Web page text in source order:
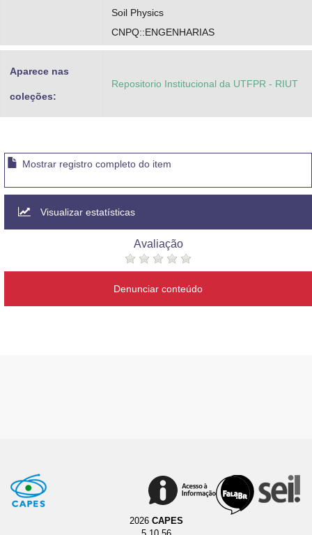
Soil Physics
CNPQ::ENGENHARIAS
Aparece nas
coleções:
Repositorio Institucional da UTFPR - RIUT
Mostrar registro completo do item
Visualizar estatísticas
Avaliação
Denunciar conteúdo
2026 CAPES